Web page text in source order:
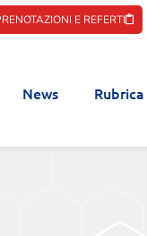
E REFERTI
News Rubrica